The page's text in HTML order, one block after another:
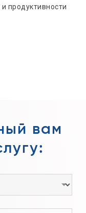
продуктивности
вам